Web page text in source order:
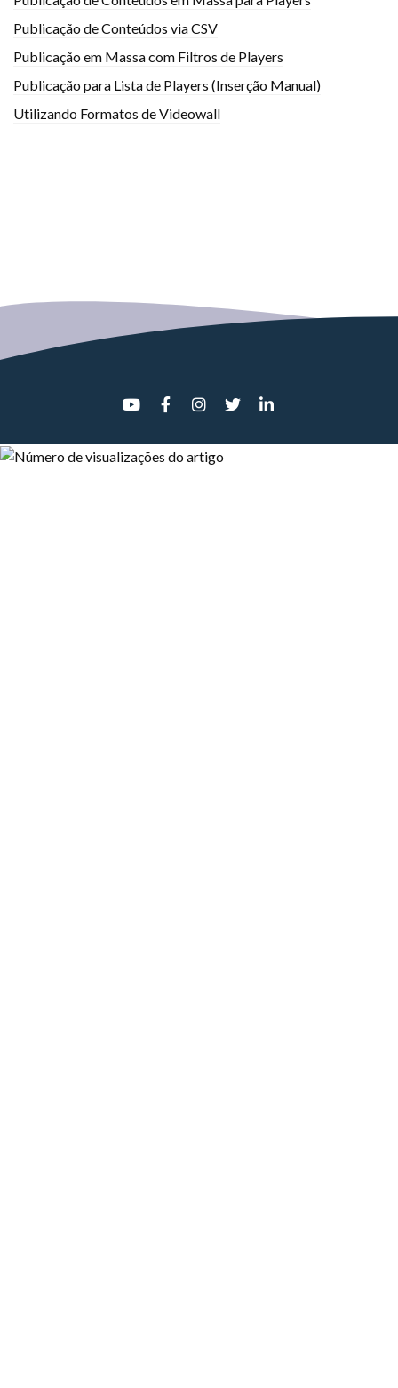
Publicação de Conteúdos via CSV
Publicação em Massa com Filtros de Players
Publicação para Lista de Players (Inserção Manual)
Utilizando Formatos de Videowall